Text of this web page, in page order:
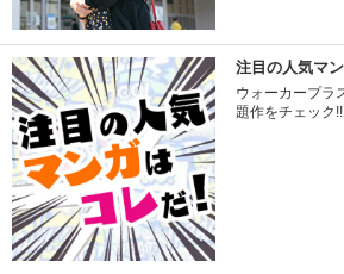
注目の人気マ
ウォーカープラ
題作をチェック!!